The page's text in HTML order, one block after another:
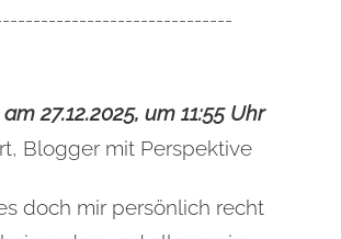
27.12.2025, um 11:55 Uhr
Blogger mit Perspektive
doch mir persönlich recht